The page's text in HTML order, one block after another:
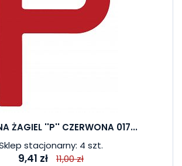
ŻAGIEL ''P'' CZERWONA 017...
stacjonarny: 4 szt.
9,41 zł 11,00 zł